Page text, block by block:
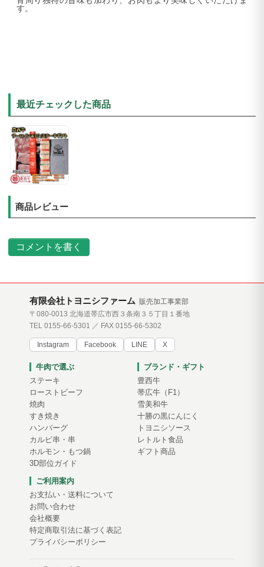
す。
最近チェックした商品
商品レビュー
コメントを書く
有限会社トヨニシファーム 販売加工事業部
〒080-0013 北海道帯広市西３条南３５丁目１番地
TEL 0155-66-5301 ／ FAX 0155-66-5302
Instagram Facebook LINE X
牛肉で選ぶ
ステーキ
ローストビーフ
焼肉
すき焼き
ハンバーグ
カルビ串・串
ホルモン・もつ鍋
3D部位ガイド
ブランド・ギフト
豊西牛
帯広牛（F1）
雪美和牛
十勝の黒にんにく
トヨニシソース
レトルト食品
ギフト商品
ご利用案内
お支払い・送料について
お問い合わせ
会社概要
特定商取引法に基づく表記
プライバシーポリシー